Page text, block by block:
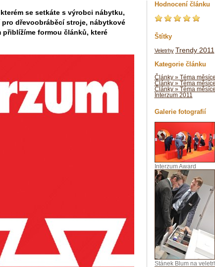
se setkáte s výrobci nábytku,
dřevoobráběcí stroje, nábytkové
formou článků, které
Hodnocení článku
Štítky
Veletrhy Trendy 2011
Kategorie článku
Články » Téma měsíce
Články » Téma
Články » Téma
Interzum 2011
Galerie fotografií
Interzum Award
Stánek Blum na